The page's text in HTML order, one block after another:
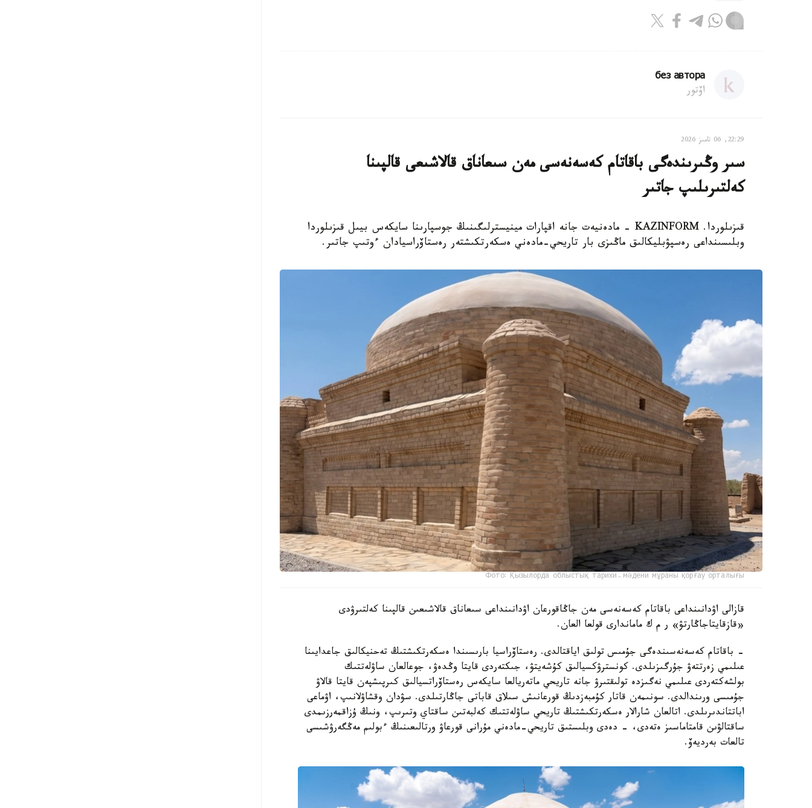
без автора
اۆتور
22:29, 06 تامىز 2026
سىر وڭىرىندەگى باقاتام كەسەنەسى مەن سىعاناق قالاشىعى قالپىنا
كەلتىرىلىپ جاتىر
قىزىلوردا. KAZINFORM - مادەنيەت جانە اقپارات مينيسترلىگىنىڭ جوسپارىنا سايكەس بيىل قىزىلوردا
وبلىسىنداعى رەسپۋبليكالىق ماڭىزى بار تاريحي-مادەني ەسكەرتكىشتەر رەستاۆراسيادان ءوتىپ جاتىر.
Фото: Қызылорда облыстық тарихи-мәдени мұраны қорғау орталығы
قازالى اۋدانىنداعى باقاتام كەسەنەسى مەن جاڭاقورعان اۋدانىنداعى سىعاناق قالاشىعىن قالپىنا كەلتىرۋدى
«قازقايتاجاڭارتۋ» ر م ك ماماندارى قولعا العان.
- باقاتام كەسەنەسىندەگى جۇمىس تولىق اياقتالدى. رەستاۆراسيا بارىسىندا ەسكەرتكىشتىڭ تەحنيكالىق جاعدايىنا
عىلىمي زەرتتەۋ جۇرگىزىلدى. كونسترۋكسيالىق كۇشەيتۋ، جىكتەردى قايتا وڭدەۋ، جوعالعان ساۋلەتتىك
بولشەكتەردى عىلىمي نەگىزدە تولىقتىرۋ جانە تاريحي ماتەريالعا سايكەس رەستاۆراتسيالىق كىرپىشپەن قايتا قالاۋ
جۇمىسى ورىندالدى. سونىمەن قاتار كۇمبەزدىڭ قورعانىش سىلاق قاباتى جاڭارتىلدى. سۋدان وقشاۋلانىپ، اۋماعى
اباتتاندىرىلدى. اتالعان شارالار ەسكەرتكىشتىڭ تاريحي ساۋلەتتىك كەلبەتىن ساقتاي وتىرىپ، ونىڭ ۇزاقمەرزىمدى
ساقتالۋىن قامتاماسىز ەتەدى، - دەدى وبلىستىق تاريحي-مادەني مۇرانى قورعاۋ ورتالىعىنىڭ ءبولىم مەڭگەرۋشىسى
تالعات بەرديەۆ.